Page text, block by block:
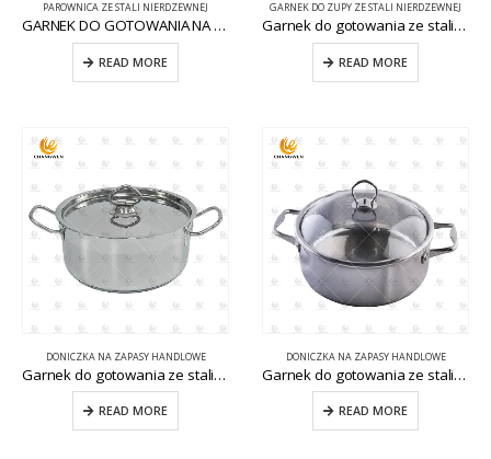
PAROWNICA ZE STALI NIERDZEWNEJ
GARNEK DO GOTOWANIA NA PARZE ZE STALI NIERDZEWNEJ 3PC CW-S104-1
READ MORE
GARNEK DO ZUPY ZE STALI NIERDZEWNEJ
Garnek do gotowania ze stali nierdzewnej 8 sztuk CW-B032
READ MORE
DONICZKA NA ZAPASY HANDLOWE
Garnek do gotowania ze stali nierdzewnej CW-S032-14
READ MORE
DONICZKA NA ZAPASY HANDLOWE
Garnek do gotowania ze stali nierdzewnej Garnek do kuchni komercyjnej CW-S032-11
READ MORE